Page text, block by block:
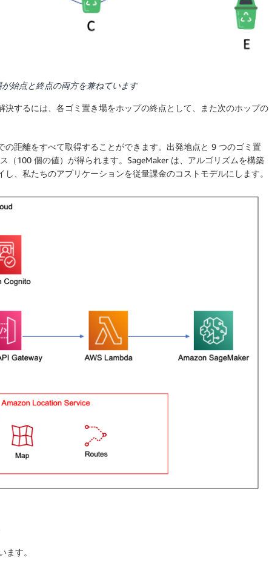
始点と終点の両方を兼ねています
するには、各ゴミ置き場をホップの終点として、また次のホップの
距離をすべて取得することができます。出発地点と 9 つのゴミ置
（100 個の値）が得られます。SageMaker は、アルゴリズムを構築
、私たちのアプリケーションを従量課金のコストモデルにします。
ます。